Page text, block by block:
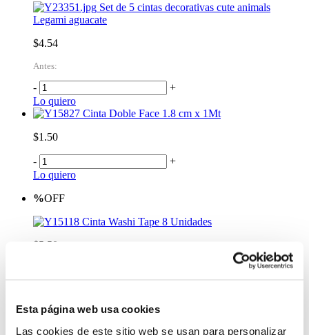
Esta página web usa cookies
Las cookies de este sitio web se usan para personalizar
Set de 5 cintas decorativas cute animals
Legami aguacate
$4.54
Antes:
-
+
Lo quiero
Cinta Doble Face 1.8 cm x 1Mt
$1.50
-
+
Lo quiero
%OFF
Cinta Washi Tape 8 Unidades
$5.50
Lo quiero
% OFF